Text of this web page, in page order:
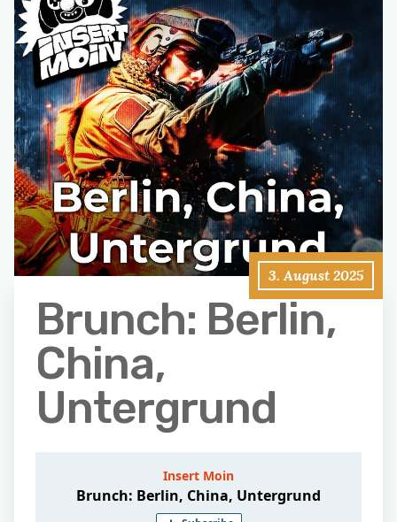
3. August 2025
Brunch: Berlin,
China,
Untergrund